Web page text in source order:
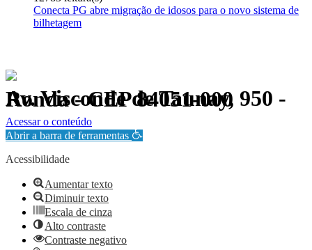
Conecta PG abre migração de idosos para o novo sistema de
bilhetagem
Av. Visconde de Taunay, 950 - Ronda - CEP 84051-000
Política de Privacidade.
Acessar o conteúdo
Abrir a barra de ferramentas
Acessibilidade
Aumentar texto
Diminuir texto
Escala de cinza
Alto contraste
Contraste negativo